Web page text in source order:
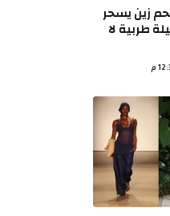
زين يسحر
طربية لا